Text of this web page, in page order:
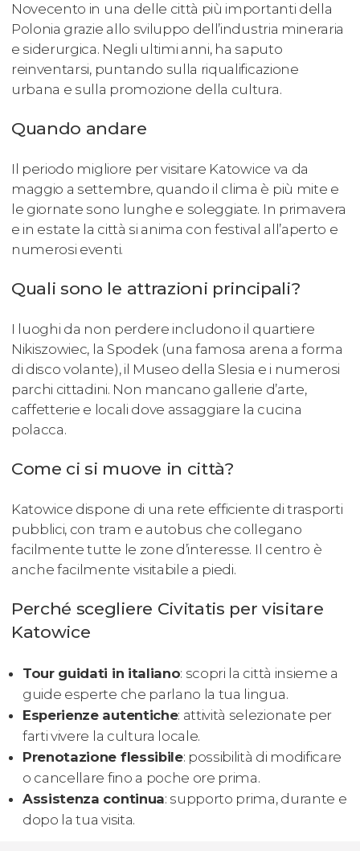
Novecento in una delle città più importanti della
Polonia grazie allo sviluppo dell’industria mineraria
e siderurgica. Negli ultimi anni, ha saputo
reinventarsi, puntando sulla riqualificazione
urbana e sulla promozione della cultura.
Quando andare
Il periodo migliore per visitare Katowice va da
maggio a settembre, quando il clima è più mite e
le giornate sono lunghe e soleggiate. In primavera
e in estate la città si anima con festival all’aperto e
numerosi eventi.
Quali sono le attrazioni principali?
I luoghi da non perdere includono il quartiere
Nikiszowiec, la Spodek (una famosa arena a forma
di disco volante), il Museo della Slesia e i numerosi
parchi cittadini. Non mancano gallerie d’arte,
caffetterie e locali dove assaggiare la cucina
polacca.
Come ci si muove in città?
Katowice dispone di una rete efficiente di trasporti
pubblici, con tram e autobus che collegano
facilmente tutte le zone d’interesse. Il centro è
anche facilmente visitabile a piedi.
Perché scegliere Civitatis per visitare
Katowice
Tour guidati in italiano: scopri la città insieme a
guide esperte che parlano la tua lingua.
Esperienze autentiche: attività selezionate per
farti vivere la cultura locale.
Prenotazione flessibile: possibilità di modificare
o cancellare fino a poche ore prima.
Assistenza continua: supporto prima, durante e
dopo la tua visita.